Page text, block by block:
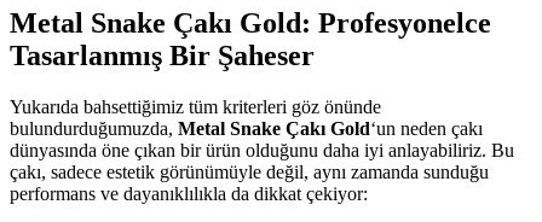
Metal Snake Çakı Gold: Profesyonelce
Tasarlanmış Bir Şaheser
Yukarıda bahsettiğimiz tüm kriterleri göz önünde
bulundurduğumuzda, Metal Snake Çakı Gold‘un neden çakı
dünyasında öne çıkan bir ürün olduğunu daha iyi anlayabiliriz. Bu
çakı, sadece estetik görünümüyle değil, aynı zamanda sunduğu
performans ve dayanıklılıkla da dikkat çekiyor: